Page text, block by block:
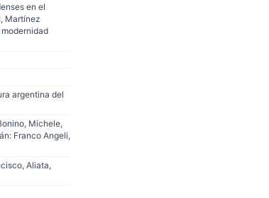
en el
Martínez
argentina del
Michele,
Franco Angeli,
Aliata,